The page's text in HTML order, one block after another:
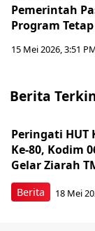
Pemerintah
Program
15 Mei 2026, 3:51
Berita
Berita
Peringati
Ke-80, Kodim
Gelar Ziarah
18 Mei